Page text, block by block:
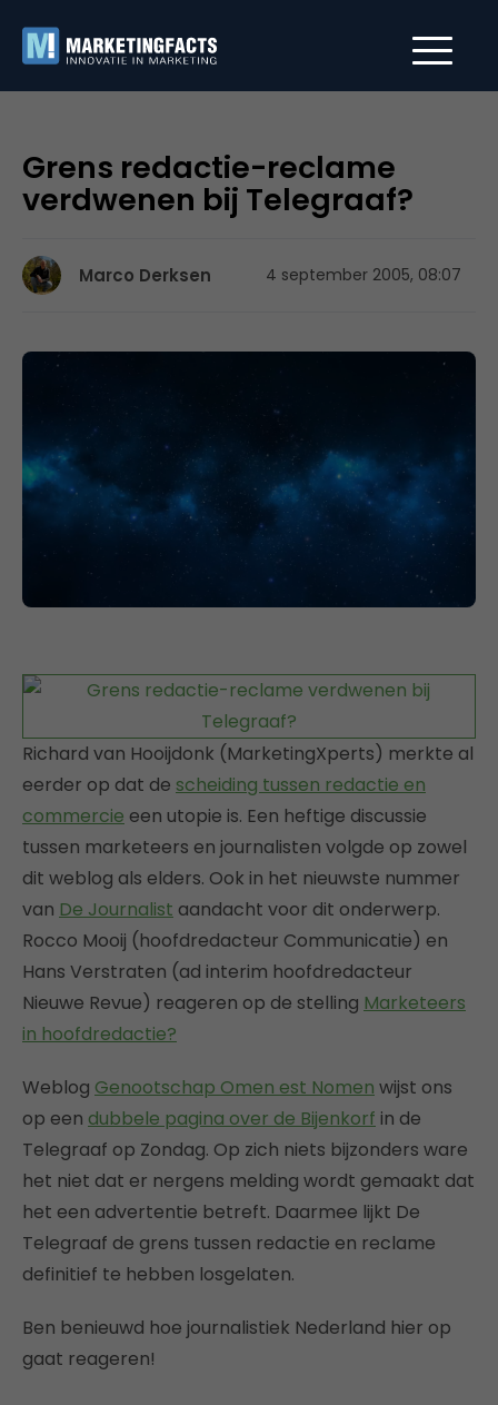
Grens redactie-reclame
verdwenen bij Telegraaf?
Marco Derksen 4 september 2005, 08:07
Richard van Hooijdonk (MarketingXperts) merkte al
eerder op dat de scheiding tussen redactie en
commercie een utopie is. Een heftige discussie
tussen marketeers en journalisten volgde op zowel
dit weblog als elders. Ook in het nieuwste nummer
van De Journalist aandacht voor dit onderwerp.
Rocco Mooij (hoofdredacteur Communicatie) en
Hans Verstraten (ad interim hoofdredacteur
Nieuwe Revue) reageren op de stelling Marketeers
in hoofdredactie?
Weblog Genootschap Omen est Nomen wijst ons
op een dubbele pagina over de Bijenkorf in de
Telegraaf op Zondag. Op zich niets bijzonders ware
het niet dat er nergens melding wordt gemaakt dat
het een advertentie betreft. Daarmee lijkt De
Telegraaf de grens tussen redactie en reclame
definitief te hebben losgelaten.
Ben benieuwd hoe journalistiek Nederland hier op
gaat reageren!